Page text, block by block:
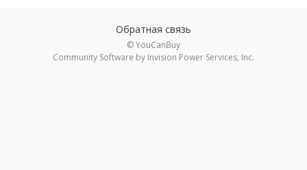
Обратная связь
© YouCanBuy
Community Software by Invision Power Services, Inc.